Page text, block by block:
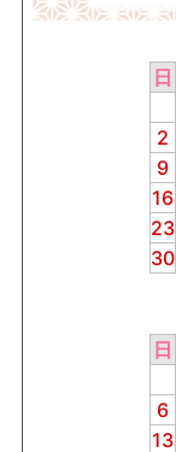
日
2
9
16
23
30
日
6
13